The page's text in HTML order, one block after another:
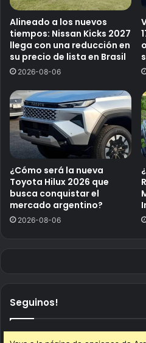
Alineado a los nuevos
tiempos: Nissan Kicks 2027
llega con una reducción en
su precio de lista en Brasil
2026-08-06
¿Cómo será la nueva
Toyota Hilux 2026 que
busca conquistar el
mercado argentino?
2026-08-06
Seguinos!